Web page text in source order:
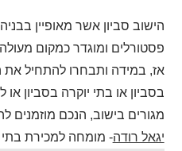
הישוב סביון אשר מאופיין
פסטורלים ומוגדר כמקום מעולה
אז, במידה ותבחרו להתחיל את
בסביון או בתי יוקרה בסביון
מגורים בישוב, הנכם מוזמנים
יגאל רודה- מומחה למכירת בתי